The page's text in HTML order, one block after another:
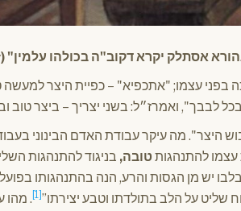
אסתלק יקרא דקוב"ה בכולהו עלמין"
בפני עצמו; "אתכפיא" – כפיית היצר
לבבך", ואמרז״ל: בשני יצריך – ביצר טוב
היצר". מה עיקר עבודת האדם הבינוני
עצמו להתנהגות טובה, בניגוד להתנהגות
יש מן הגסות והרע, הנה בהתנהגותו
שליט על הלב בתולדתו וטבע יצירתו”[1] . מהו